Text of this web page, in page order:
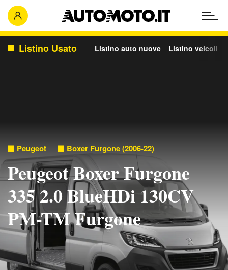
Listino Usato Listino auto nuove Listino veicoli
Peugeot Boxer Furgone (2006-22)
Peugeot Boxer Furgone
335 2.0 BlueHDi 130CV
PM-TM Furgone